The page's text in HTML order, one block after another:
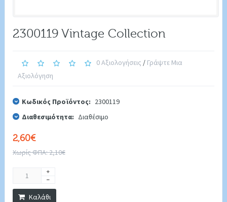
2300119 Vintage Collection
0 Αξιολογήσεις / Γράψτε Μια
Αξιολόγηση
Κωδικός Προϊόντος: 2300119
Διαθεσιμότητα: Διαθέσιμο
2,60€
Χωρίς ΦΠΑ: 2,10€
Καλάθι